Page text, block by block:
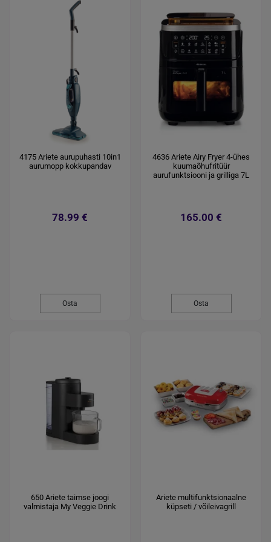
4175 Ariete aurupuhasti 10in1
aurumopp kokkupandav
78.99 €
Osta
4636 Ariete Airy Fryer 4-ühes
kuumaõhufritüür
aurufunktsiooni ja grilliga 7L
165.00 €
Osta
650 Ariete taimse joogi
valmistaja My Veggie Drink
Ariete multifunktsionaalne
küpseti / võileivagrill